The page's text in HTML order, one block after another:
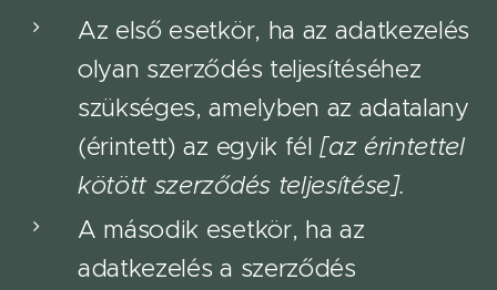
Az első esetkör, ha az adatkezelés
olyan szerződés teljesítéséhez
szükséges, amelyben az adatalany
(érintett) az egyik fél[az érintettel
kötött szerződés teljesítése].
A második esetkör, ha az
adatkezelés a szerződés